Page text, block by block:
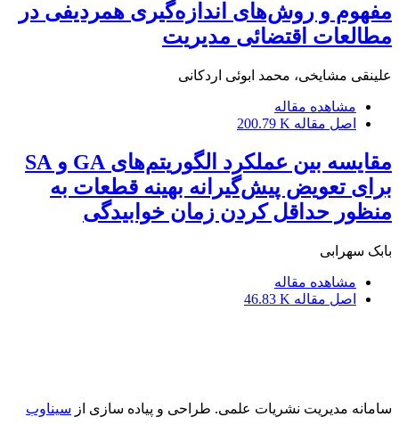
مفهوم و روش‌های اندازه‌گیری همردیفی در
مطالعات اقتضائی مدیریت
علینقی مشایخی، محمد ابوئی اردکانی
مشاهده مقاله
اصل مقاله 200.79 K
مقایسه بین عملکرد الگوریتم‌های GA و SA
برای تعویض پیش‌گیرانه بهینه قطعات به
منظور حداقل کردن زمان خوابیدگی
بابک سهرابی
مشاهده مقاله
اصل مقاله 46.83 K
سامانه مدیریت نشریات علمی. طراحی و پیاده سازی از سیناوب